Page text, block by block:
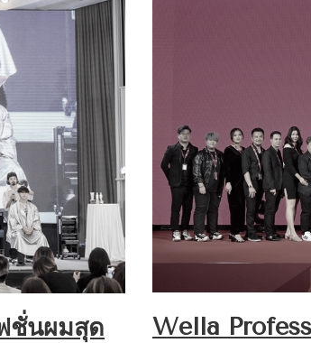
ชั่นผมสุด
Wella